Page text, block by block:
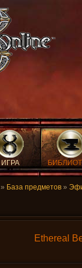
ИГРА
» База предметов »
Ethereal